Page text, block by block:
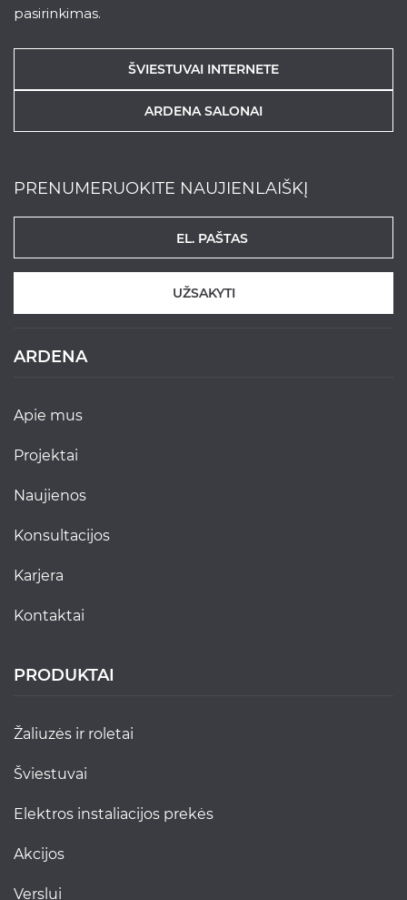
pasirinkimas.
ŠVIESTUVAI INTERNETE
ARDENA SALONAI
PRENUMERUOKITE NAUJIENLAIŠKĮ
UŽSAKYTI
ARDENA
apie mus
projektai
naujienos
konsultacijos
karjera
kontaktai
PRODUKTAI
žaliuzės ir roletai
šviestuvai
elektros instaliacijos prekės
akcijos
verslui